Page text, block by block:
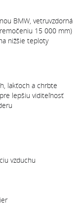
BMW, vetruvzdorná
15 000 mm)
nižšie teploty
lakťoch a chrbte
lepšiu viditeľnosť
vzduchu